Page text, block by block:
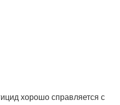
хорошо справляется с